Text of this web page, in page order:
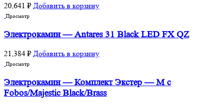
20,641 ₽ Добавить в корзину
Просмотр
Электрокамин — Antares 31 Black LED FX QZ
21,384 ₽ Добавить в корзину
Просмотр
Электрокамин — Комплект Экстер — М с
Fobos/Majestic Black/Brass